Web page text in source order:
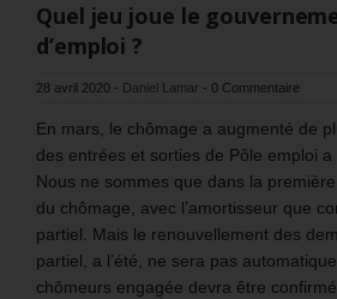
Quel jeu joue le
d’emploi ?
28 avril 2020 - Daniel Lamar - 0 Commentaire
En mars, le chômage a augmenté de
des entrées et sorties de Pôle emploi
Nous ne sommes que dans la
du chômage, avec l’amortisseur que
partiel. Mais le renouvellement des
partiel, a l’été, ne sera pas
chômeurs engagée devra être